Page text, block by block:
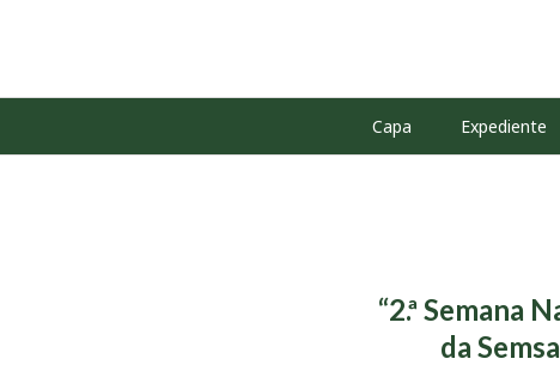
Capa Expediente
“2.ª Semana
da